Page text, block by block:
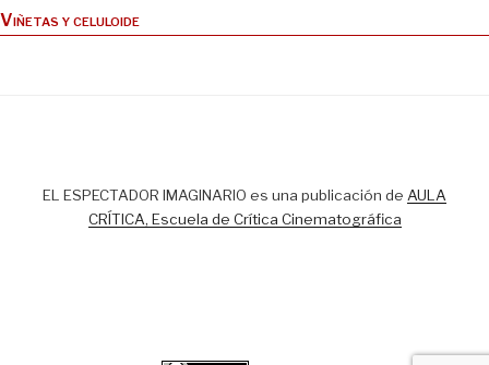
Viñetas y celuloide
EL ESPECTADOR IMAGINARIO es una publicación de AULA
CRÍTICA, Escuela de Crítica Cinematográfica